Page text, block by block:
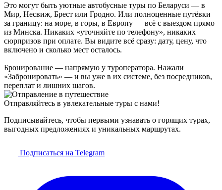
Это могут быть уютные автобусные туры по Беларуси — в
Мир, Несвиж, Брест или Гродно. Или полноценные путёвки
за границу: на море, в горы, в Европу — всё с выездом прямо
из Минска. Никаких «уточняйте по телефону», никаких
сюрпризов при оплате. Вы видите всё сразу: дату, цену, что
включено и сколько мест осталось.
Бронирование — напрямую у туроператора. Нажали
«Забронировать» — и вы уже в их системе, без посредников,
переплат и лишних шагов.
Отправляйтесь в увлекательные туры с нами!
Подписывайтесь, чтобы первыми узнавать о горящих турах,
выгодных предложениях и уникальных маршрутах.
Подписаться на Telegram